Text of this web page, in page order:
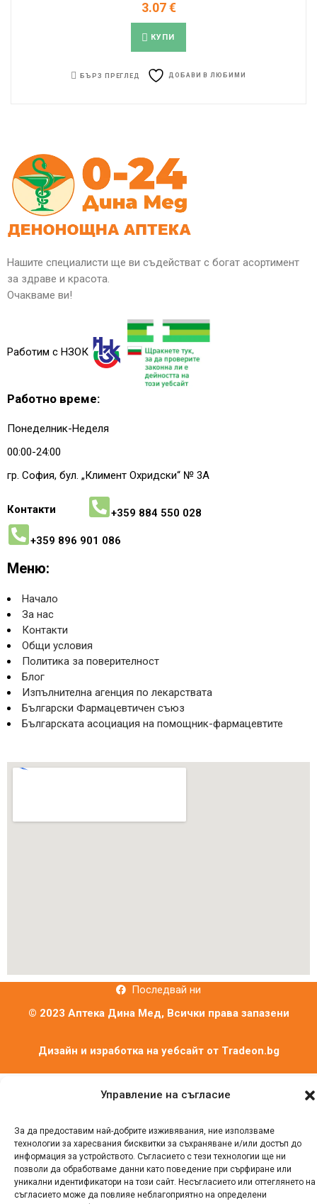
Управление на съгласие
За да предоставим най-добрите изживявания, ние използваме
технологии за харесвания бисквитки за съхраняване и/или достъп до
информация за устройството. Съгласието с тези технологии ще ни
позволи да обработваме данни като поведение при сърфиране или
уникални идентификатори на този сайт. Несъгласието или оттеглянето на
съгласието може да повлияе неблагоприятно на определени
3.07€
КУПИ
БЪРЗ ПРЕГЛЕД ДОБАВИ В ЛЮБИМИ
Нашите специалисти ще ви съдействат с богат асортимент
за здраве и красота.
Очакваме ви!
Работим с НЗОК
Работно време:
Понеделник-Неделя
00:00-24:00
гр. София, бул. „Климент Охридски“ № 3A
Контакти +359 884 550 028
+359 896 901 086
Меню:
Начало
За нас
Контакти
Общи условия
Политика за поверителност
Блог
Изпълнителна агенция по лекарствата
Български Фармацевтичен съюз
Българската асоциация на помощник-фармацевтите
Последвай ни
© 2023 Аптека Дина Мед, Всички права запазени
Дизайн и изработка на уебсайт от Tradeon.bg